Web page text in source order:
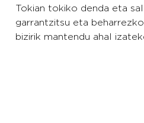
Tokian tokiko denda eta
garrantzitsu eta
bizirik mantendu ahal